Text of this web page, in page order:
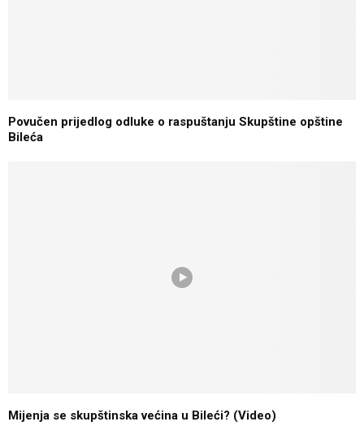
Povučen prijedlog odluke o raspuštanju Skupštine opštine
Bileća
Mijenja se skupštinska većina u Bileći? (Video)